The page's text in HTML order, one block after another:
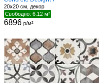
20x20 см, декор
Свободно: 6.12 м²
6896р/м²